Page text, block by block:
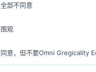
全部不同意
围观
同意，但不要Omni Gregicality